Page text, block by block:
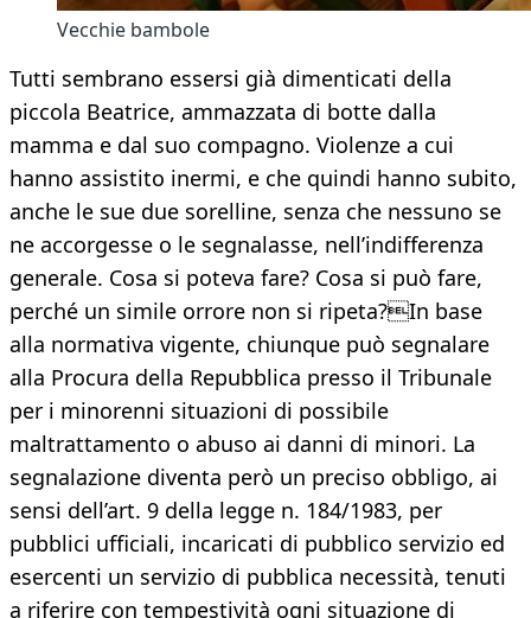
Vecchie bambole
Tutti sembrano essersi già dimenticati della
piccola Beatrice, ammazzata di botte dalla
mamma e dal suo compagno. Violenze a cui
hanno assistito inermi, e che quindi hanno subito,
anche le sue due sorelline, senza che nessuno se
ne accorgesse o le segnalasse, nell’indifferenza
generale. Cosa si poteva fare? Cosa si può fare,
perché un simile orrore non si ripeta?In base
alla normativa vigente, chiunque può segnalare
alla Procura della Repubblica presso il Tribunale
per i minorenni situazioni di possibile
maltrattamento o abuso ai danni di minori. La
segnalazione diventa però un preciso obbligo, ai
sensi dell’art. 9 della legge n. 184/1983, per
pubblici ufficiali, incaricati di pubblico servizio ed
esercenti un servizio di pubblica necessità, tenuti
a riferire con tempestività ogni situazione di